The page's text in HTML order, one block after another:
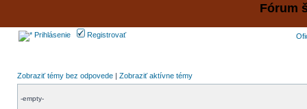
Fórum
Prihlásenie Registrovať
Zobraziť témy bez odpovede | Zobraziť aktívne témy
-empty-